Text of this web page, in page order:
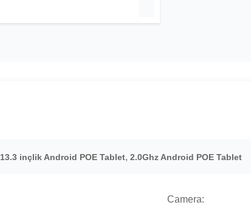
13.3 inçlik Android POE Tablet, 2.0Ghz Android POE Tablet
Camera: